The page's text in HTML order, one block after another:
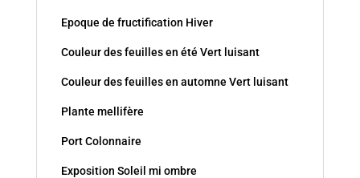
Epoque de fructification Hiver
Couleur des feuilles en été Vert luisant
Couleur des feuilles en automne Vert luisant
Plante mellifère
Port Colonnaire
Exposition Soleil mi ombre